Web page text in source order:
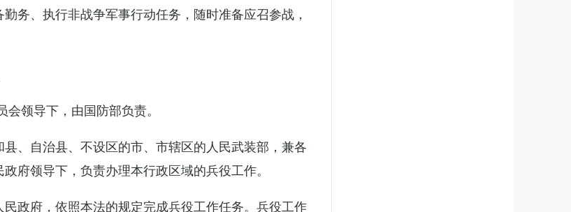
务、执行非战争军事行动任务，随时准备应召参战，
领导下，由国防部负责。
、自治县、不设区的市、市辖区的人民武装部，兼各
府领导下，负责办理本行政区域的兵役工作。
政府，依照本法的规定完成兵役工作任务。兵役工作